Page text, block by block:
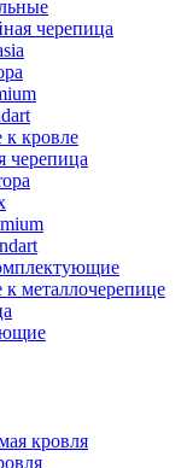
черепица
кровле
черепица
металлочерепице
кровля